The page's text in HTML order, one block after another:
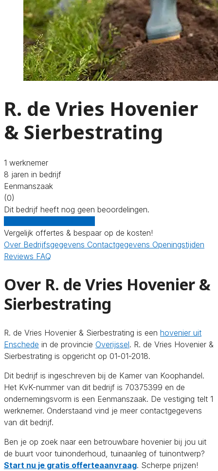
R. de Vries Hovenier
& Sierbestrating
1 werknemer
8 jaren in bedrijf
Eenmanszaak
(0)
Dit bedrijf heeft nog geen beoordelingen.
Vergelijk offertes & bespaar op de kosten!
Over Bedrijfsgegevens Contactgegevens Openingstijden
Reviews FAQ
Over R. de Vries Hovenier &
Sierbestrating
R. de Vries Hovenier & Sierbestrating is een hovenier uit
Enschede in de provincie Overijssel. R. de Vries Hovenier &
Sierbestrating is opgericht op 01-01-2018.
Dit bedrijf is ingeschreven bij de Kamer van Koophandel.
Het KvK-nummer van dit bedrijf is 70375399 en de
ondernemingsvorm is een Eenmanszaak. De vestiging telt 1
werknemer. Onderstaand vind je meer contactgegevens
van dit bedrijf.
Ben je op zoek naar een betrouwbare hovenier bij jou uit
de buurt voor tuinonderhoud, tuinaanleg of tuinontwerp?
Start nu je gratis offerteaanvraag. Scherpe prijzen!